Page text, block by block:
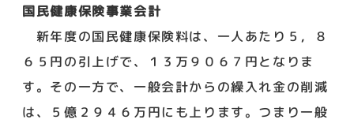
国民健康保険事業会計
新年度の国民健康保険料は、一人あたり５，８
６５円の引上げで、１３万９０６７円となりま
す。その一方で、一般会計からの繰入れ金の削減
は、５億２９４６万円にも上ります。つまり一般